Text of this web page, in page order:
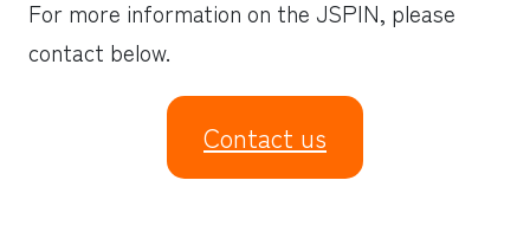
For more information on the JSPIN, please
contact below.
Contact us